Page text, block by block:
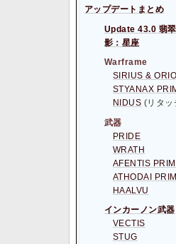
アップデートまとめ
Update 43.0 翡
影：星座
Warframe
SIRIUS &
STYANAX
NIDUS (リタッ
武器
PRIDE
WRATH
AFENTIS
ATHODAI
HAALVU
インカーノン武器
VECTIS
STUG